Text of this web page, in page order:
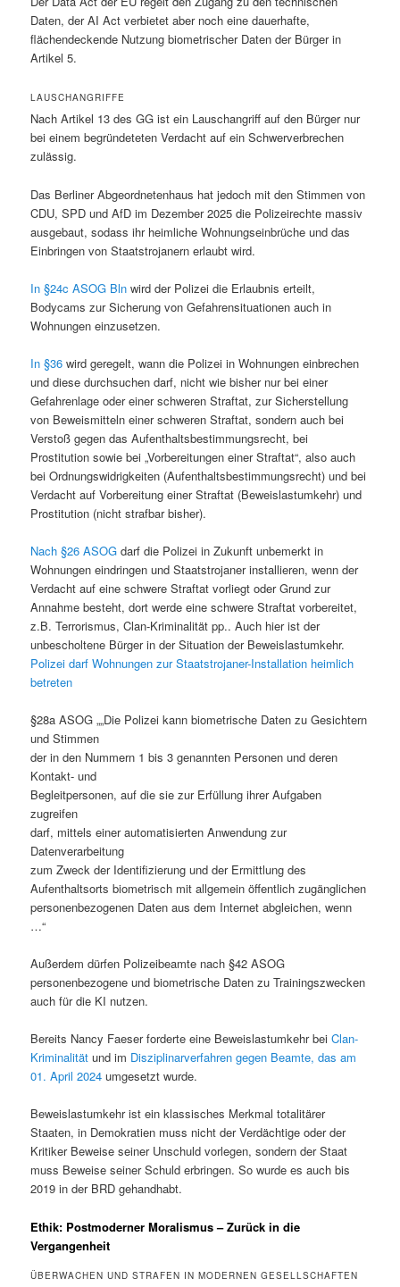
Daten, der AI Act verbietet aber noch eine dauerhafte,
flächendeckende Nutzung biometrischer Daten der Bürger in
Artikel 5.
LAUSCHANGRIFFE
Nach Artikel 13 des GG ist ein Lauschangriff auf den Bürger nur
bei einem begründeteten Verdacht auf ein Schwerverbrechen
zulässig.
Das Berliner Abgeordnetenhaus hat jedoch mit den Stimmen von
CDU, SPD und AfD im Dezember 2025 die Polizeirechte massiv
ausgebaut, sodass ihr heimliche Wohnungseinbrüche und das
Einbringen von Staatstrojanern erlaubt wird.
In §24c ASOG Bln wird der Polizei die Erlaubnis erteilt,
Bodycams zur Sicherung von Gefahrensituationen auch in
Wohnungen einzusetzen.
In §36 wird geregelt, wann die Polizei in Wohnungen einbrechen
und diese durchsuchen darf, nicht wie bisher nur bei einer
Gefahrenlage oder einer schweren Straftat, zur Sicherstellung
von Beweismitteln einer schweren Straftat, sondern auch bei
Verstoß gegen das Aufenthaltsbestimmungsrecht, bei
Prostitution sowie bei „Vorbereitungen einer Straftat“, also auch
bei Ordnungswidrigkeiten (Aufenthaltsbestimmungsrecht) und bei
Verdacht auf Vorbereitung einer Straftat (Beweislastumkehr) und
Prostitution (nicht strafbar bisher).
Nach §26 ASOGdarf die Polizei in Zukunft unbemerkt in
Wohnungen eindringen und Staatstrojaner installieren, wenn der
Verdacht auf eine schwere Straftat vorliegt oder Grund zur
Annahme besteht, dort werde eine schwere Straftat vorbereitet,
z.B. Terrorismus, Clan-Kriminalität pp.. Auch hier ist der
unbescholtene Bürger in der Situation der Beweislastumkehr.
Polizei darf Wohnungen zur Staatstrojaner-Installation heimlich
betreten
§28a ASOG „„Die Polizei kann biometrische Daten zu Gesichtern
und Stimmen
der in den Nummern 1 bis 3 genannten Personen und deren
Kontakt- und
Begleitpersonen, auf die sie zur Erfüllung ihrer Aufgaben
zugreifen
darf, mittels einer automatisierten Anwendung zur
Datenverarbeitung
zum Zweck der Identifizierung und der Ermittlung des
Aufenthaltsorts biometrisch mit allgemein öffentlich zugänglichen
personenbezogenen Daten aus dem Internet abgleichen, wenn
…“
Außerdem dürfen Polizeibeamte nach §42 ASOG
personenbezogene und biometrische Daten zu Trainingszwecken
auch für die KI nutzen.
Bereits Nancy Faeser forderte eine Beweislastumkehr beiClan-
Kriminalität und im Disziplinarverfahren gegen Beamte, das am
01. April 2024umgesetzt wurde.
Beweislastumkehr ist ein klassisches Merkmal totalitärer
Staaten, in Demokratien muss nicht der Verdächtige oder der
Kritiker Beweise seiner Unschuld vorlegen, sondern der Staat
muss Beweise seiner Schuld erbringen. So wurde es auch bis
2019 in der BRD gehandhabt.
Ethik: Postmoderner Moralismus – Zurück in die
Vergangenheit
ÜBERWACHEN UND STRAFEN IN MODERNEN GESELLSCHAFTEN